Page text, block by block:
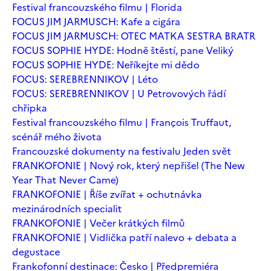
Festival francouzského filmu | Florida
FOCUS JIM JARMUSCH: Kafe a cigára
FOCUS JIM JARMUSCH: OTEC MATKA SESTRA BRATR
FOCUS SOPHIE HYDE: Hodně štěstí, pane Veliký
FOCUS SOPHIE HYDE: Neříkejte mi dědo
FOCUS: SEREBRENNIKOV | Léto
FOCUS: SEREBRENNIKOV | U Petrovových řádí
chřipka
Festival francouzského filmu | François Truffaut,
scénář mého života
Francouzské dokumenty na festivalu Jeden svět
FRANKOFONIE | Nový rok, který nepřišel (The New
Year That Never Came)
FRANKOFONIE | Říše zvířat + ochutnávka
mezinárodních specialit
FRANKOFONIE | Večer krátkých filmů
FRANKOFONIE | Vidlička patří nalevo + debata a
degustace
Frankofonní destinace: Česko | Předpremiéra